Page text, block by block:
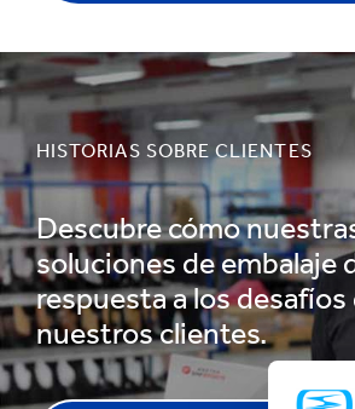
compañías
más
admiradas
del
mundoHISTORIAS SOBRE CLIENTES
Descubre cómo
soluciones de embalaje
respuesta a los desafíos
nuestros clientes.